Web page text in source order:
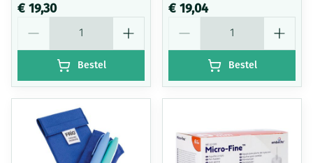
€ 19,30
Bestel
€ 19,04
Bestel